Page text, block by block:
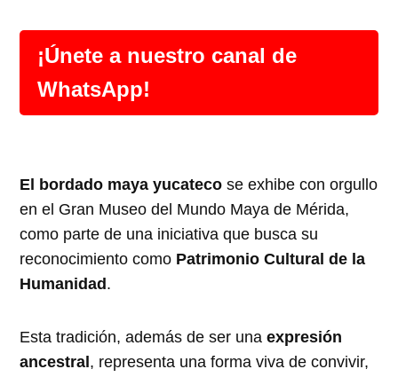
¡Únete a nuestro canal de
WhatsApp!
El bordado maya yucateco se exhibe con orgullo
en el Gran Museo del Mundo Maya de Mérida,
como parte de una iniciativa que busca su
reconocimiento como Patrimonio Cultural de la
Humanidad.
Esta tradición, además de ser unaexpresión
ancestral, representa una forma viva de convivir,